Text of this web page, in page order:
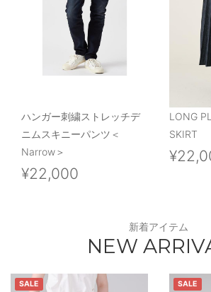
ハンガー刺繍ストレッチデ
ニムスキニーパンツ＜
Narrow＞
¥22,000
LONG
SKIRT
新着アイテム
NEW
SALE SALE